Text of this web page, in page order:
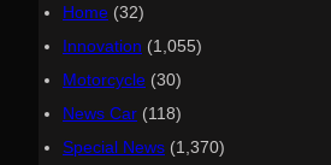
Home (32)
Innovation (1,055)
Motorcycle (30)
News Car (118)
Special News (1,370)